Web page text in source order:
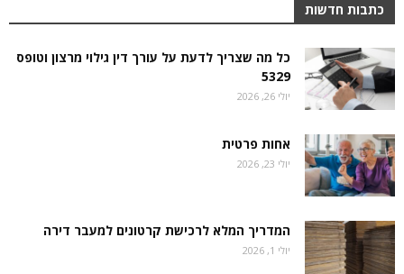
כתבות חדשות
כל מה שצריך לדעת על עורך דין גילוי מרצון וטופס
5329
יולי 26, 2026
אחות פרטית
יולי 23, 2026
המדריך המלא לרכישת קרטונים למעבר דירה
יולי 1, 2026